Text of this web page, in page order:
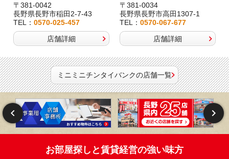
〒381-0042
長野県長野市稲田2-7-43
TEL：0570-025-457
店舗詳細
〒381-0034
長野県長野市高田1307-1
TEL： 0570-067-677
店舗詳細
ミニミニチンタイバンクの店舗一覧
お部屋探しと賃貸経営の強い味方